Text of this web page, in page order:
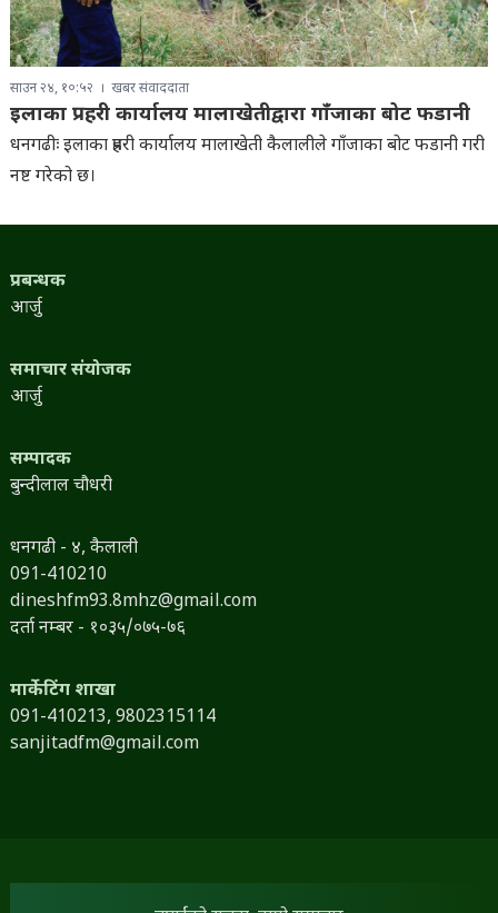
साउन २४, १०:५२ खबर संवाददाता
इलाका प्रहरी कार्यालय मालाखेतीद्वारा गाँजाका बोट फडानी
धनगढीः इलाका प्रहरी कार्यालय मालाखेती कैलालीले गाँजाका बोट फडानी गरी
नष्ट गरेको छ।
प्रबन्धक
आर्जु
समाचार संयोजक
आर्जु
सम्पादक
बुन्दीलाल चौधरी
धनगढी - ४, कैलाली
091-410210
dineshfm93.8mhz@gmail.com
दर्ता नम्बर - १०३५/०७५-७६
मार्केटिंग शाखा
091-410213, 9802315114
sanjitadfm@gmail.com